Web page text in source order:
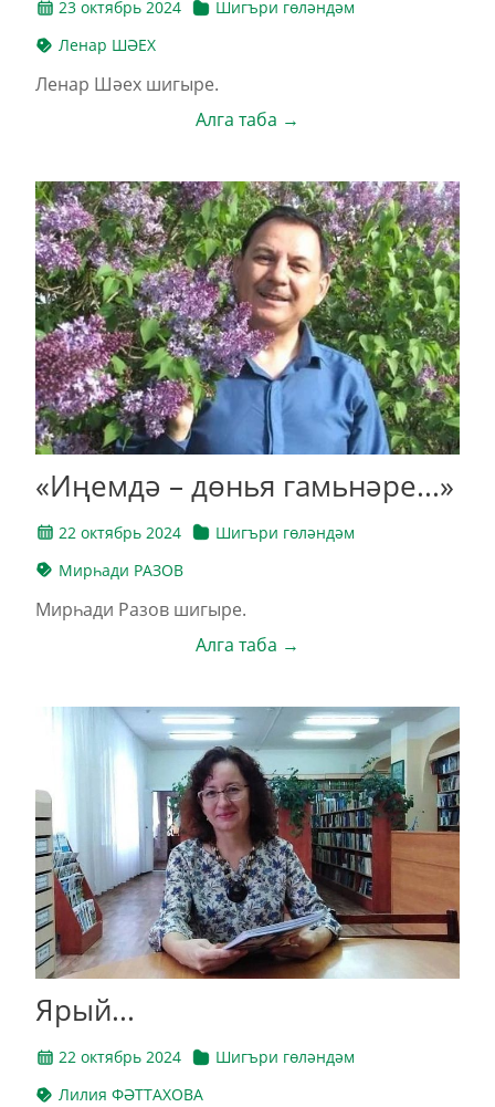
23 октябрь 2024
Шигъри гөләндәм
Ленар ШӘЕХ
Ленар Шәех шигыре.
Алга таба →
«Иңемдә – дөнья гамьнәре...»
22 октябрь 2024
Шигъри гөләндәм
Мирһади РАЗОВ
Мирһади Разов шигыре.
Алга таба →
Ярый...
22 октябрь 2024
Шигъри гөләндәм
Лилия ФӘТТАХОВА